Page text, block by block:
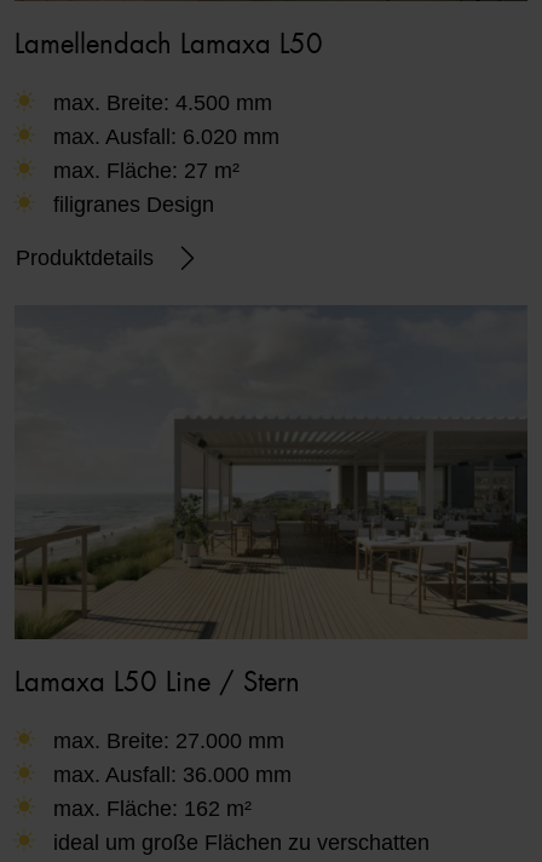
Lamellendach Lamaxa L50
max. Breite: 4.500 mm
max. Ausfall: 6.020 mm
max. Fläche: 27 m²
filigranes Design
Produktdetails
Lamaxa L50 Line / Stern
max. Breite: 27.000 mm
max. Ausfall: 36.000 mm
max. Fläche: 162 m²
ideal um große Flächen zu verschatten